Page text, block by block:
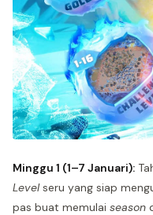
Minggu 1 (1–7 Januari):
Levelseru yang siap
pas buat memulai season